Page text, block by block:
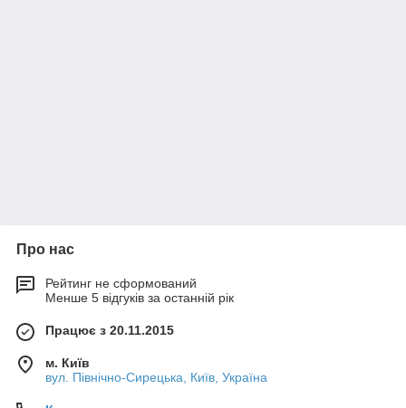
Про нас
Рейтинг не сформований
Менше 5 відгуків за останній рік
Працює з 20.11.2015
м. Київ
вул. Північно-Сирецька, Київ, Україна